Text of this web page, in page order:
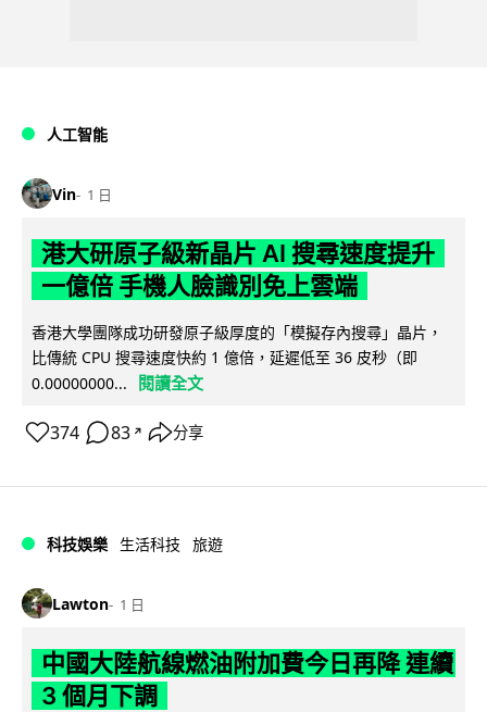
人工智能
Vin 1 日
港大研原子級新晶片 AI 搜尋速度提升
一億倍 手機人臉識別免上雲端
香港大學團隊成功研發原子級厚度的「模擬存內搜尋」晶片，
比傳統 CPU 搜尋速度快約 1 億倍，延遲低至 36 皮秒（即
0.00000000...
閱讀全文
374 83 ↗ 分享
科技娛樂 生活科技 旅遊
Lawton 1 日
中國大陸航線燃油附加費今日再降 連續
3 個月下調